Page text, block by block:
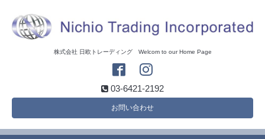
株式会社 日欧トレーディング Welcom to our Home Page
03-6421-2192
お問い合わせ